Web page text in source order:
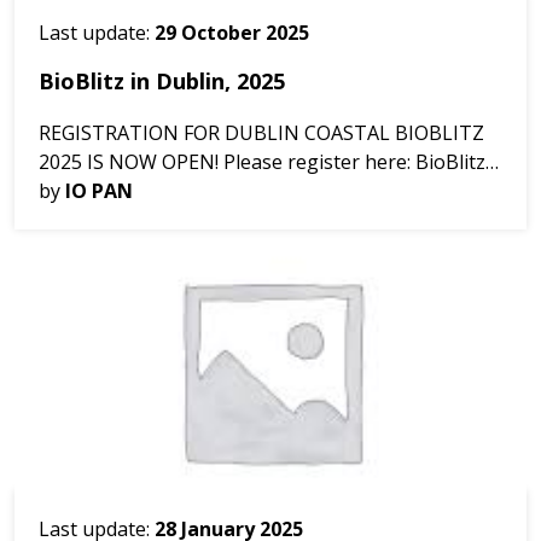
Last update: 29 October 2025
BioBlitz in Dublin, 2025
REGISTRATION FOR DUBLIN COASTAL BIOBLITZ
2025 IS NOW OPEN! Please register here: BioBlitz
Dublin 🗓️ Date: Saturday, 23rd August
by IO PAN
Last update: 28 January 2025